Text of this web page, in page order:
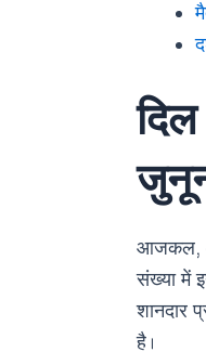
आजकल,
संख्या में
शानदार
है।